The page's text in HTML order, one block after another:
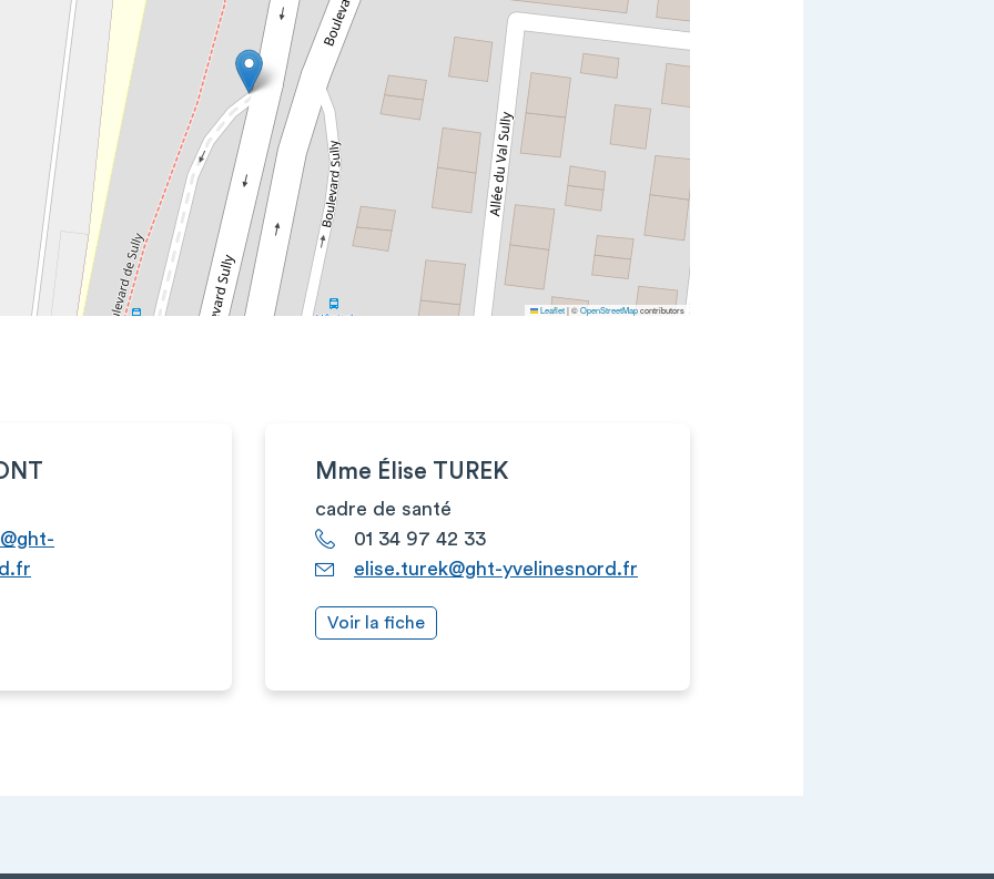
Leaflet|©OpenStreetMapcontributors
Mme Élise TUREK
cadre de santé
01 34 97 42 33
elise.turek@ght-yvelinesnord.fr
Voir la fiche